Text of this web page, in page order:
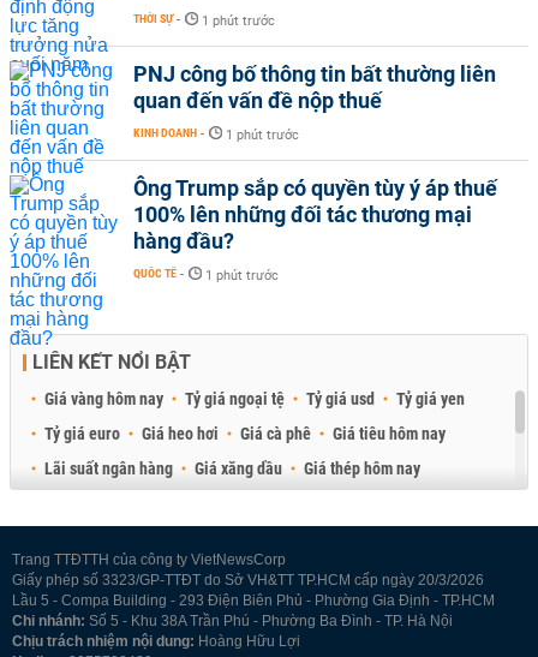
THỜI SỰ - 1 phút trước
PNJ công bố thông tin bất thường liên
quan đến vấn đề nộp thuế
KINH DOANH - 1 phút trước
Ông Trump sắp có quyền tùy ý áp thuế
100% lên những đối tác thương mại
hàng đầu?
QUỐC TẾ - 1 phút trước
LIÊN KẾT NỔI BẬT
Giá vàng hôm nay Tỷ giá ngoại tệ Tỷ giá usd
Tỷ giá yen
Tỷ giá euro
Giá heo hơi Giá cà phê
Giá tiêu hôm nay
Lãi suất ngân hàng
Giá xăng dầu
Giá thép hôm nay
Trang TTĐTTH của công ty VietNewsCorp
Giấy phép số 3323/GP-TTĐT do Sở VH&TT TP.HCM cấp ngày 20/3/2026
Lầu 5 - Compa Building - 293 Điện Biên Phủ - Phường Gia Định - TP.HCM
Chi nhánh: Số 5 - Khu 38A Trần Phú - Phường Ba Đình - TP. Hà Nội
Chịu trách nhiệm nội dung: Hoàng Hữu Lợi